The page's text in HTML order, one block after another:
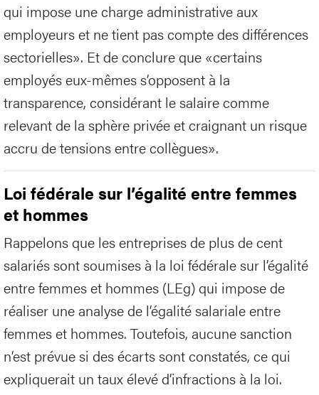
qui impose une charge administrative aux
employeurs et ne tient pas compte des différences
sectorielles». Et de conclure que «certains
employés eux-mêmes s’opposent à la
transparence, considérant le salaire comme
relevant de la sphère privée et craignant un risque
accru de tensions entre collègues».
Loi fédérale sur l’égalité entre femmes
et hommes
Rappelons que les entreprises de plus de cent
salariés sont soumises à la loi fédérale sur l’égalité
entre femmes et hommes (LEg) qui impose de
réaliser une analyse de l’égalité salariale entre
femmes et hommes. Toutefois, aucune sanction
n’est prévue si des écarts sont constatés, ce qui
expliquerait un taux élevé d’infractions à la loi.